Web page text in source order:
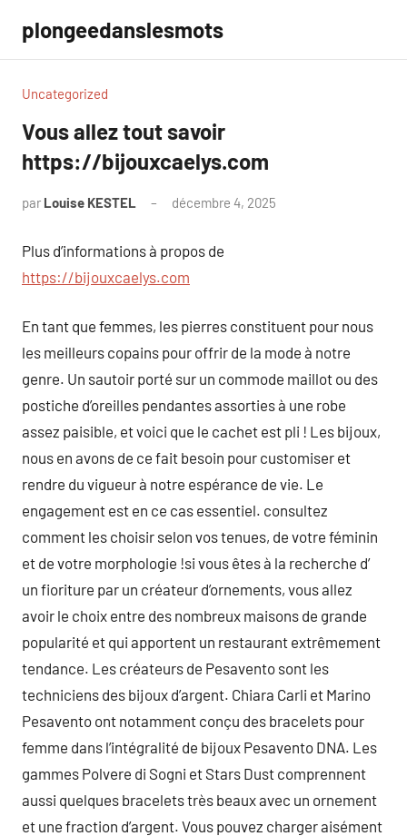
contenu
plongeedanslesmots
Uncategorized
Vous allez tout savoir
https://bijouxcaelys.com
par Louise KESTEL décembre 4, 2025
Plus d’informations à propos de
https://bijouxcaelys.com
En tant que femmes, les pierres constituent pour nous
les meilleurs copains pour offrir de la mode à notre
genre. Un sautoir porté sur un commode maillot ou des
postiche d’oreilles pendantes assorties à une robe
assez paisible, et voici que le cachet est pli ! Les bijoux,
nous en avons de ce fait besoin pour customiser et
rendre du vigueur à notre espérance de vie. Le
engagement est en ce cas essentiel. consultez
comment les choisir selon vos tenues, de votre féminin
et de votre morphologie !si vous êtes à la recherche d’
un fioriture par un créateur d’ornements, vous allez
avoir le choix entre des nombreux maisons de grande
popularité et qui apportent un restaurant extrêmement
tendance. Les créateurs de Pesavento sont les
techniciens des bijoux d’argent. Chiara Carli et Marino
Pesavento ont notamment conçu des bracelets pour
femme dans l’intégralité de bijoux Pesavento DNA. Les
gammes Polvere di Sogni et Stars Dust comprennent
aussi quelques bracelets très beaux avec un ornement
et une fraction d’argent. Vous pouvez charger aisément